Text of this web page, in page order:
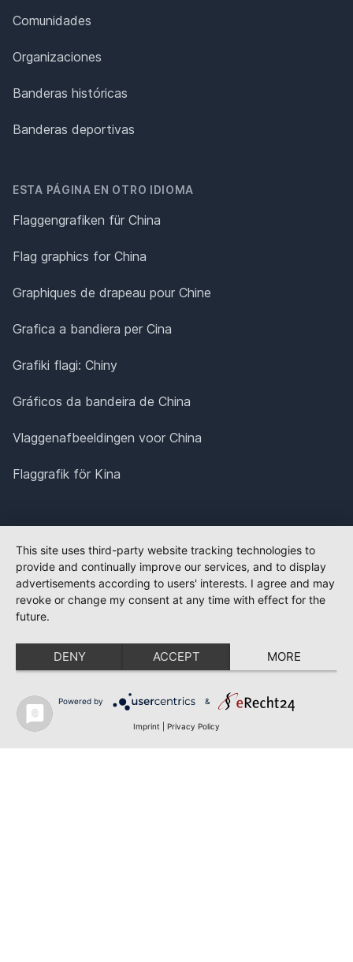
Comunidades
Organizaciones
Banderas históricas
Banderas deportivas
ESTA PÁGINA EN OTRO IDIOMA
Flaggengrafiken für China
Flag graphics for China
Graphiques de drapeau pour Chine
Grafica a bandiera per Cina
Grafiki flagi: Chiny
Gráficos da bandeira de China
Vlaggenafbeeldingen voor China
Flaggrafik för Kina
This site uses third-party website tracking technologies to
provide and continually improve our services, and to display
advertisements according to users' interests. I agree and may
revoke or change my consent at any time with effect for the
future.
DENY ACCEPT MORE
Powered by &
Imprint Privacy Policy